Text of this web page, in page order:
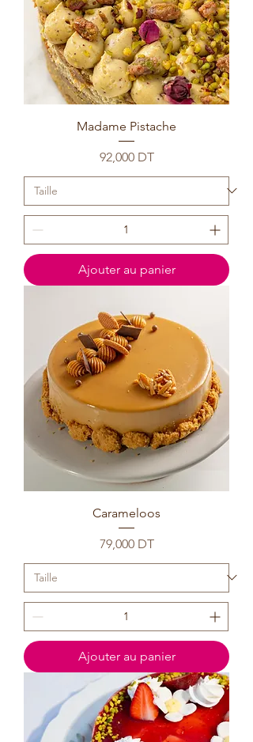
Madame Pistache
Prix
92,000 DT
Ajouter au panier
Carameloos
Prix
79,000 DT
Ajouter au panier